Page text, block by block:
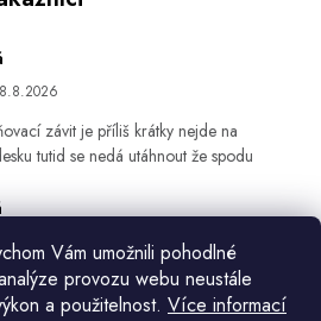
Vám umožnili pohodlné
provozu webu neustále
a použitelnost. Více informací
8.8.2026
závit je příliš krátky nejde na
tutid se nedá utáhnout že spodu
8.8.2026
kvetinace a jede n byl praskly dole a
jak to budem resit tak zadna odpoved